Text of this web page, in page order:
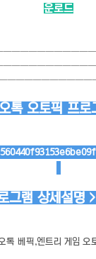
운로드
톡 오토픽 프로
그램 상세설명
톡 베픽,엔트리 게임 오